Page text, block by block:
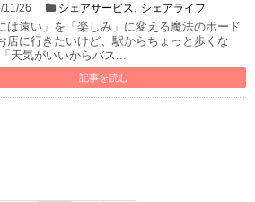
11/26 シェアサービス シェアライフ
は遠い」を「楽しみ」に変える魔法のボード
店に行きたいけど、駅からちょっと歩くな
天気がいいからバス...
記事を読む